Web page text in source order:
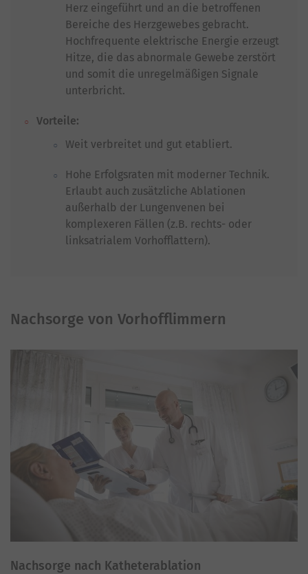
Herz eingeführt und an die betroffenen
Bereiche des Herzgewebes gebracht.
Hochfrequente elektrische Energie erzeugt
Hitze, die das abnormale Gewebe zerstört
und somit die unregelmäßigen Signale
unterbricht.
Vorteile:
Weit verbreitet und gut etabliert.
Hohe Erfolgsraten mit moderner Technik.
Erlaubt auch zusätzliche Ablationen
außerhalb der Lungenvenen bei
komplexeren Fällen (z.B. rechts- oder
linksatrialem Vorhofflattern).
Nachsorge von Vorhofflimmern
Nachsorge nach Katheterablation